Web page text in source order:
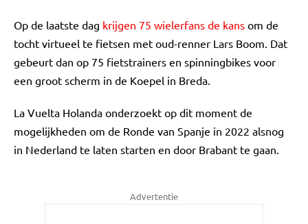
Op de laatste dag krijgen 75 wielerfans de kans om de
tocht virtueel te fietsen met oud-renner Lars Boom. Dat
gebeurt dan op 75 fietstrainers en spinningbikes voor
een groot scherm in de Koepel in Breda.
La Vuelta Holanda onderzoekt op dit moment de
mogelijkheden om de Ronde van Spanje in 2022 alsnog
in Nederland te laten starten en door Brabant te gaan.
Advertentie